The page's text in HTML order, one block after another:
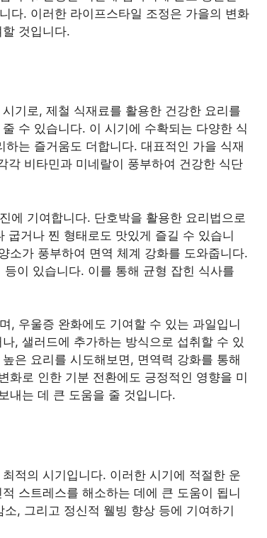
다. 이러한 라이프스타일 조정은 가을의 변화
것입니다.
기로, 제철 식재료를 활용한 건강한 요리를
수 있습니다. 이 시기에 수확되는 다양한 식
는 즐거움도 더합니다. 대표적인 가을 식재
각 비타민과 미네랄이 풍부하여 건강한 식단
에 기여합니다. 단호박을 활용한 요리법으로
거나 찐 형태로도 맛있게 즐길 수 있습니
소가 풍부하여 면역 체계 강화를 도와줍니다.
이 있습니다. 이를 통해 균형 잡힌 식사를
, 우울증 완화에도 기여할 수 있는 과일입니
, 샐러드에 추가하는 방식으로 섭취할 수 있
은 요리를 시도해보면, 면역력 강화를 통해
화로 인한 기분 전환에도 긍정적인 영향을 미
내는 데 큰 도움을 줄 것입니다.
적의 시기입니다. 이러한 시기에 적절한 운
스트레스를 해소하는 데에 큰 도움이 됩니
, 그리고 정신적 웰빙 향상 등에 기여하기